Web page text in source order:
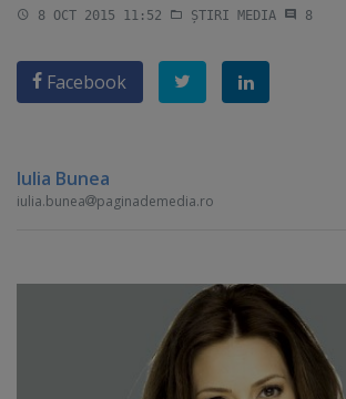
8 OCT 2015 11:52 ȘTIRI MEDIA 8
Facebook
Iulia Bunea
iulia.bunea paginademedia.ro